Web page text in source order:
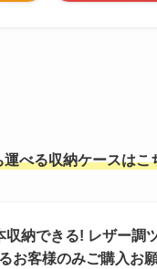
べる収納ケースはこ
収納できる! レザー
お客様のみご購入お願